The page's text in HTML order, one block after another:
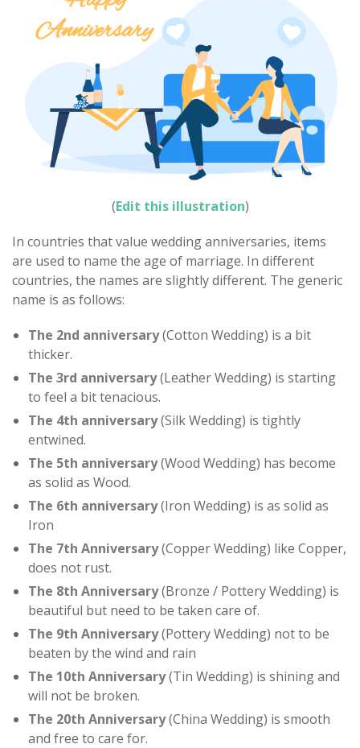
(Edit this illustration)
In countries that value wedding anniversaries, items
are used to name the age of marriage. In different
countries, the names are slightly different. The generic
name is as follows:
The 2nd anniversary(Cotton Wedding) is a bit
thicker.
The 3rd anniversary(Leather Wedding) is starting
to feel a bit tenacious.
The 4th anniversary(Silk Wedding) is tightly
entwined.
The 5th anniversary(Wood Wedding) has become
as solid as Wood.
The 6th anniversary(Iron Wedding) is as solid as
Iron
The 7th Anniversary(Copper Wedding) like Copper,
does not rust.
The 8th Anniversary(Bronze / Pottery Wedding) is
beautiful but need to be taken care of.
The 9th Anniversary(Pottery Wedding) not to be
beaten by the wind and rain
The 10th Anniversary(Tin Wedding) is shining and
will not be broken.
The 20th Anniversary(China Wedding) is smooth
and free to care for.